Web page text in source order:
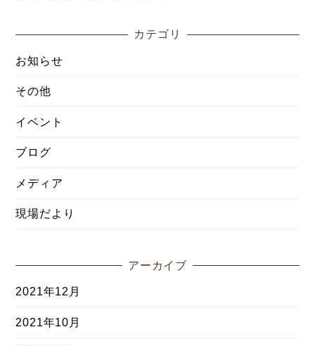
カテゴリ
お知らせ
その他
イベント
ブログ
メディア
現場だより
アーカイブ
2021年12月
2021年10月